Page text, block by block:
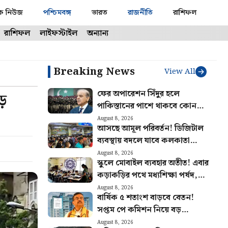
নিউজ পশ্চিমবঙ্গ ভারত রাজনীতি রাশিফল
রাশিফল লাইফস্টাইল অন্যান্য
Breaking News View All
ফের অপারেশন সিঁদুর হলে
পাকিস্তানের পাশে থাকবে কোন
কোন দেশ? সম্পন্ন নতুন চুক্তি
August 8, 2026
আসছে আমূল পরিবর্তন! ডিজিটাল
ব্যবস্থায় বদলে যাবে কলকাতা
মেট্রোর স্টেশন পরিচালনা
August 8, 2026
স্কুলে মোবাইল ব্যবহার অতীত! এবার
কড়াকড়ির পথে মধ্যশিক্ষা পর্ষদ,
জারি বিজ্ঞপ্তি
August 8, 2026
বার্ষিক ৫ শতাংশ বাড়বে বেতন!
সপ্তম পে কমিশন নিয়ে বড়
ঘোষণা, নয়া বিজ্ঞপ্তি জারি করল
August 8, 2026